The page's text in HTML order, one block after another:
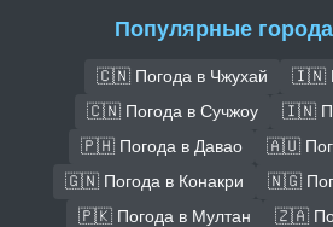
Популярные
🇨🇳 Погода в Чжухай
🇮🇳
🇨🇳 Погода в Сучжоу
🇮🇳
🇵🇭 Погода в Давао
🇦🇺
🇬🇳 Погода в Конакри
🇳🇬
🇵🇰 Погода в Мултан
🇿🇦